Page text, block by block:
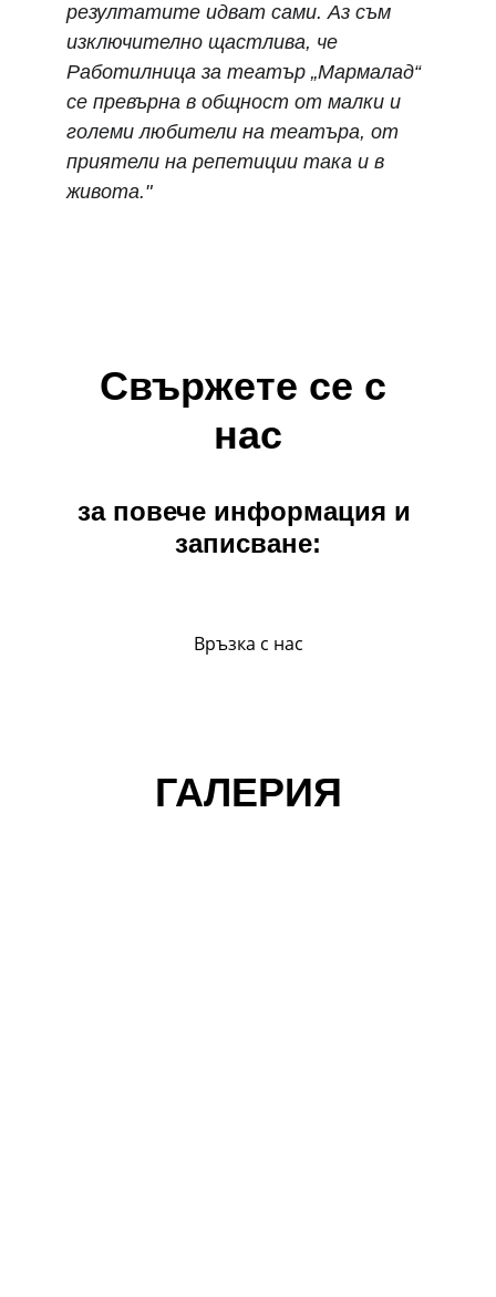
резултатите идват сами. Аз съм
изключително щастлива, че
Работилница за театър „Мармалад“
се превърна в общност от малки и
големи любители на театъра, от
приятели на репетиции така и в
живота."
Свържете се с
нас
за повече информация и
записване:
Връзка с нас
ГАЛЕРИЯ